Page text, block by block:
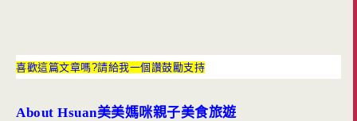
喜歡這篇文章嗎?請給我一個讚鼓勵支持
About Hsuan美美媽咪親子美食旅遊